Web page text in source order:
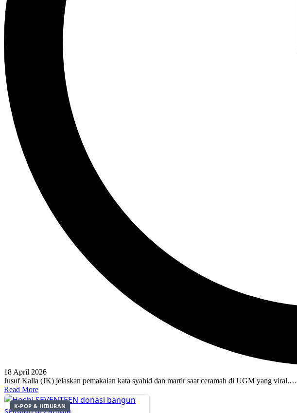
18 April 2026
Jusuf Kalla (JK) jelaskan pemakaian kata syahid dan martir saat ceramah di UGM yang viral.…
Read More
K-POP & HIBURAN